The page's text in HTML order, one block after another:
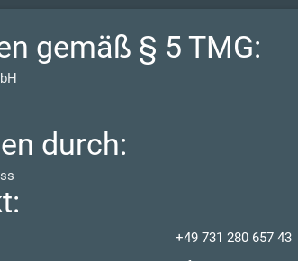
gemäß § 5 TMG:
durch:
+49 731 280 657 43